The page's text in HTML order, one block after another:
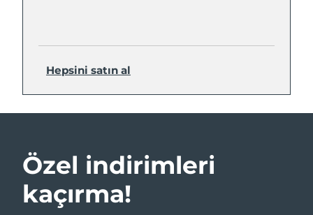
Hepsini satın al
Özel indirimleri
kaçırma!